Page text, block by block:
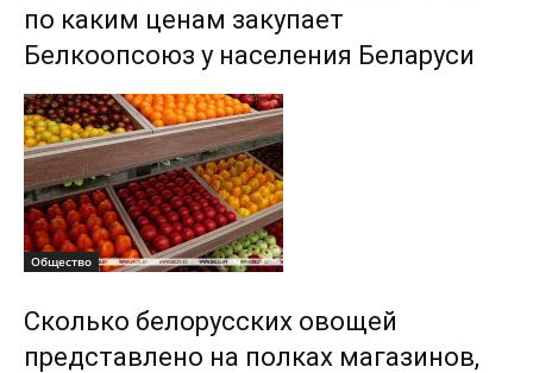
по каким ценам закупает
Белкоопсоюз у населения Беларуси
Общество
Сколько белорусских овощей
представлено на полках магазинов,